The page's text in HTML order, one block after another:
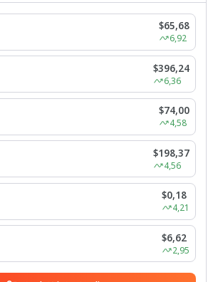
$65,68
6,92
$396,24
6,36
$74,00
4,58
$198,37
4,56
$0,18
4,21
$6,62
2,95